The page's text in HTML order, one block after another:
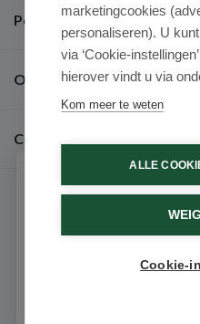
Populaire merken
Over ons
Contact
marketingcookies
personaliseren). U
via ‘Cookie-
hierover vindt u via
Kom meer te weten
ALLE
Cookie-
Schrijf je in
Ontvang als eerste de